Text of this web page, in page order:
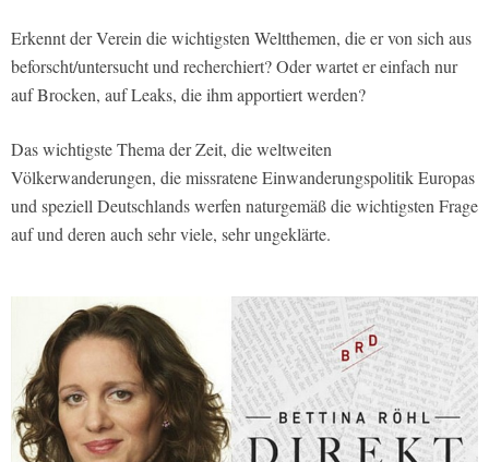
Erkennt der Verein die wichtigsten Weltthemen, die er von sich aus
beforscht/untersucht und recherchiert? Oder wartet er einfach nur
auf Brocken, auf Leaks, die ihm apportiert werden?
Das wichtigste Thema der Zeit, die weltweiten
Völkerwanderungen, die missratene Einwanderungspolitik Europas
und speziell Deutschlands werfen naturgemäß die wichtigsten Frage
auf und deren auch sehr viele, sehr ungeklärte.